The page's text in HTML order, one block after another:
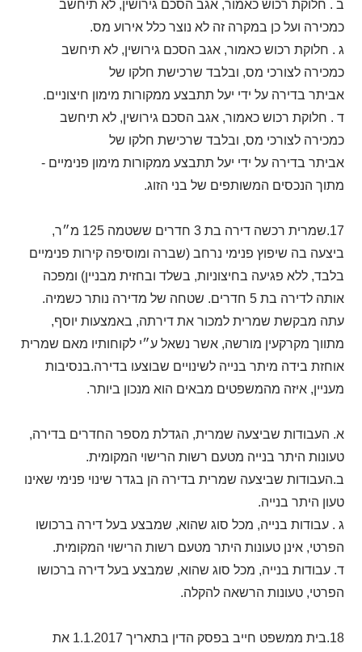
ב . חלוקת רכוש כאמור, אגב הסכם גירושין, לא תיחשב
כמכירה ועל כן במקרה זה לא נוצר כלל אירוע מס.
ג . חלוקת רכוש כאמור, אגב הסכם גירושין, לא תיחשב
כמכירה לצורכי מס, ובלבד שרכישת חלקו של
אביתר בדירה על ידי יעל תתבצע ממקורות מימון חיצוניים.
ד . חלוקת רכוש כאמור, אגב הסכם גירושין, לא תיחשב
כמכירה לצורכי מס, ובלבד שרכישת חלקו של
אביתר בדירה על ידי יעל תתבצע ממקורות מימון פנימיים -
מתוך הנכסים המשותפים של בני הזוג.
17.שמרית רכשה דירה בת 3 חדרים ששטמה 125 מ״ר,
ביצעה בה שיפוץ פנימי נרחב (שברה ומוסיפה קירות פנימיים
בלבד, ללא פגיעה בחיצוניות, בשלד ובחזית מבניין) ומפכה
אותה לדירה בת 5 חדרים. שטחה של מדירה נותר כשמיה.
עתה מבקשת שמרית למכור את דירתה, באמצעות יוסף,
מתווך מקרקעין מורשה, אשר נשאל ע״י לקוחותיו מאם שמרית
אוחזת בידה מיתר בנייה לשינויים שבוצעו בדירה.בנסיבות
מעניין, איזה מהמשפטים מבאים הוא מנכון ביותר.
א. העבודות שביצעה שמרית, הגדלת מספר החדרים בדירה,
טעונות היתר בנייה מטעם רשות הרישוי המקומית.
ב.העבודות שביצעה שמרית בדירה הן בגדר שינוי פנימי שאינו
טעון היתר בנייה.
ג . עבודות בנייה, מכל סוג שהוא, שמבצע בעל דירה ברכושו
הפרטי, אינן טעונות היתר מטעם רשות הרישוי המקומית.
ד. עבודות בנייה, מכל סוג שהוא, שמבצע בעל דירה ברכושו
הפרטי, טעונות הרשאה להקלה.
18.בית ממשפט חייב בפסק הדין בתאריך 1.1.2017 את